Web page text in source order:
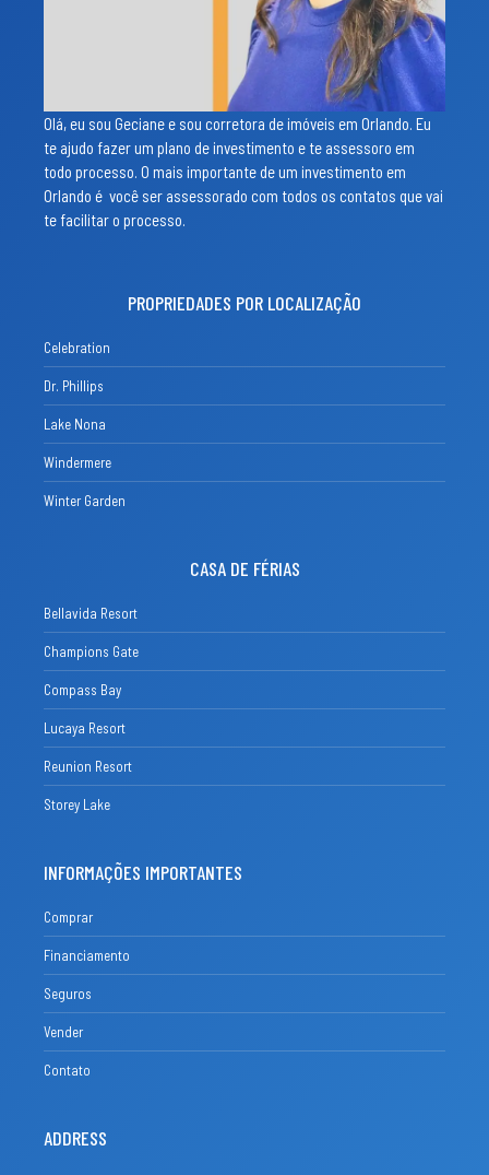
Olá, eu sou Geciane e sou corretora de imóveis em Orlando. Eu
te ajudo fazer um plano de investimento e te assessoro em
todo processo. O mais importante de um investimento em
Orlando é você ser assessorado com todos os contatos que vai
te facilitar o processo.
PROPRIEDADES POR LOCALIZAÇÃO
Celebration
Dr. Phillips
Lake Nona
Windermere
Winter Garden
CASA DE FÉRIAS
Bellavida Resort
Champions Gate
Compass Bay
Lucaya Resort
Reunion Resort
Storey Lake
INFORMAÇÕES IMPORTANTES
Comprar
Financiamento
Seguros
Vender
Contato
ADDRESS